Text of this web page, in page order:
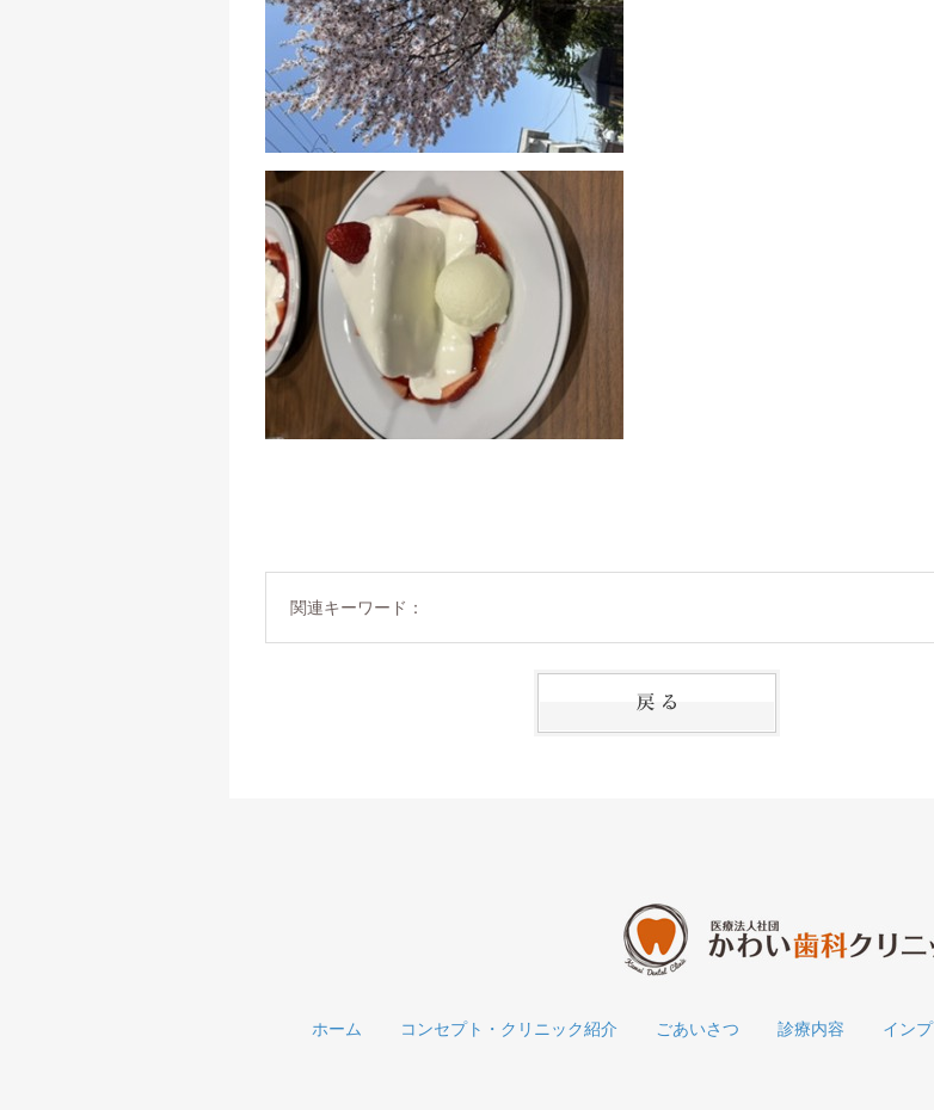
関連キーワード：
ホーム コンセプト・クリニック紹介 ごあいさつ 診療内容 イン